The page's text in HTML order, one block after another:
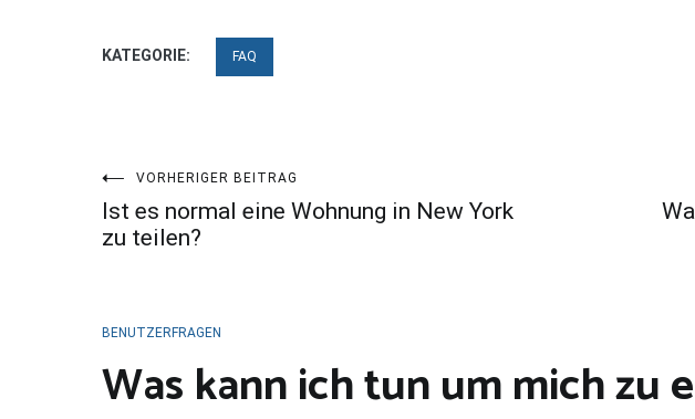
KATEGORIE: FAQ
Beitragsnavigation
VORHERIGER BEITRAG
Ist es normal eine Wohnung in New York
zu teilen?
BENUTZERFRAGEN
Was kann ich tun um mich zu